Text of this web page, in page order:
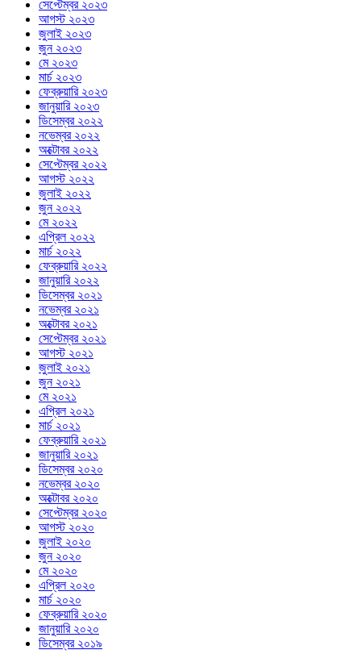
সেপ্টেম্বর ২০২৩
আগস্ট ২০২৩
জুলাই ২০২৩
জুন ২০২৩
মে ২০২৩
মার্চ ২০২৩
ফেব্রুয়ারি ২০২৩
জানুয়ারি ২০২৩
ডিসেম্বর ২০২২
নভেম্বর ২০২২
অক্টোবর ২০২২
সেপ্টেম্বর ২০২২
আগস্ট ২০২২
জুলাই ২০২২
জুন ২০২২
মে ২০২২
এপ্রিল ২০২২
মার্চ ২০২২
ফেব্রুয়ারি ২০২২
জানুয়ারি ২০২২
ডিসেম্বর ২০২১
নভেম্বর ২০২১
অক্টোবর ২০২১
সেপ্টেম্বর ২০২১
আগস্ট ২০২১
জুলাই ২০২১
জুন ২০২১
মে ২০২১
এপ্রিল ২০২১
মার্চ ২০২১
ফেব্রুয়ারি ২০২১
জানুয়ারি ২০২১
ডিসেম্বর ২০২০
নভেম্বর ২০২০
অক্টোবর ২০২০
সেপ্টেম্বর ২০২০
আগস্ট ২০২০
জুলাই ২০২০
জুন ২০২০
মে ২০২০
এপ্রিল ২০২০
মার্চ ২০২০
ফেব্রুয়ারি ২০২০
জানুয়ারি ২০২০
ডিসেম্বর ২০১৯